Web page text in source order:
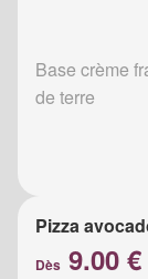
Base crème
de terre
Pizza
Dès 9.00 €